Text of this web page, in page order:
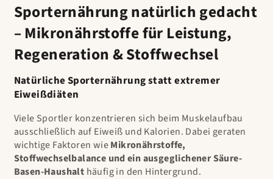
Sporternährung natürlich gedacht
– Mikronährstoffe für Leistung,
Regeneration & Stoffwechsel
Natürliche Sporternährung statt extremer
Eiweißdiäten
Viele Sportler konzentrieren sich beim Muskelaufbau
ausschließlich auf Eiweiß und Kalorien. Dabei geraten
wichtige Faktoren wieMikronährstoffe,
Stoffwechselbalance und ein ausgeglichener Säure-
Basen-Haushalt häufig in den Hintergrund.